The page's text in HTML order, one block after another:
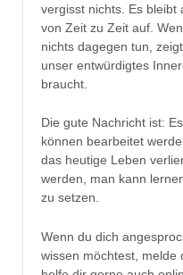
vergisst nichts. Es bleibt
von Zeit zu Zeit auf.
nichts dagegen tun,
unser entwürdigtes
braucht.
Die gute Nachricht ist:
können bearbeitet
das heutige Leben
werden, man kann
zu setzen.
Wenn du dich
wissen möchtest, melde